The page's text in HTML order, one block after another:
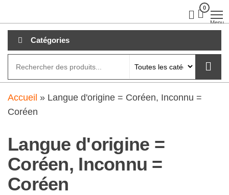
au
contenu
0
Menu
Catégories
Accueil » Langue d'origine = Coréen, Inconnu =
Coréen
Langue d'origine =
Coréen, Inconnu =
Coréen